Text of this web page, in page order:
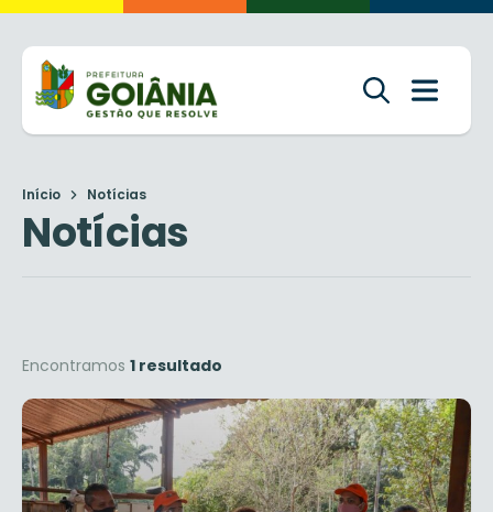
Início Notícias
Notícias
Encontramos 1 resultado